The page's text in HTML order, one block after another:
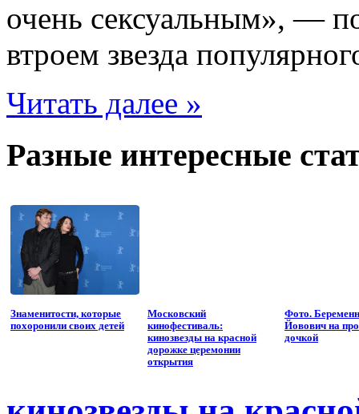
очень сексуальным», —
втроем звезда
Читать далее »
Разные интересные
Знаменитости, которые
похоронили своих детей
Московский
кинофестиваль:
кинозвезды на красной
дорожке церемонии
открытия
Фото.
Йовович на
дочкой